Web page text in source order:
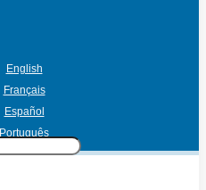
English
Français
Español
Português